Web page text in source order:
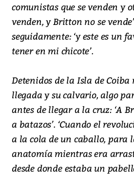
comunistas que se venden y
venden, y Britton no se
seguidamente: ‘y este es un
tener en mi chicote’.
Detenidos de la Isla de Coiba
llegada y su calvario, algo
antes de llegar a la cruz: ‘A
a batazos’. ‘Cuando el
a la cola de un caballo, para
anatomía mientras era
desde donde estaba un